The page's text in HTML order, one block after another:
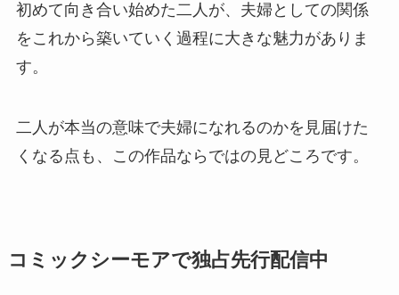
初めて向き合い始めた二人が、夫婦としての関係
をこれから築いていく過程に大きな魅力がありま
す。
二人が本当の意味で夫婦になれるのかを見届けた
くなる点も、この作品ならではの見どころです。
コミックシーモアで独占先行配信中